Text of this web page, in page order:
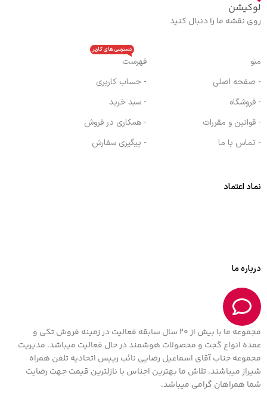
لوکیشن
روی نقشه ما را دنبال کنید
منو
- صفحه اصلی
- فروشگاه
- قوانین و مقررات
- تماس با ما
فهرست
دسترسی های کاربر
- حساب کاربری
- سبد خرید
- همکاری در فروش
- پیگیری سفارش
نماد اعتماد
درباره ما
مجموعه ما با بیش از 20 سال سابقه فعالیت در زمینه فروش تکی و
عمده انواع گجت و محصولات هوشمند در حال فعالیت میباشد. مدیریت
مجموعه جناب آقای اسماعیل رضایی نائب رییس اتحادیه تلفن همراه
شیراز میباشند. تلاش ما بهترین اجناس با نازلترین قیمت جهت رضایت
شما همراهان گرامی میباشد.